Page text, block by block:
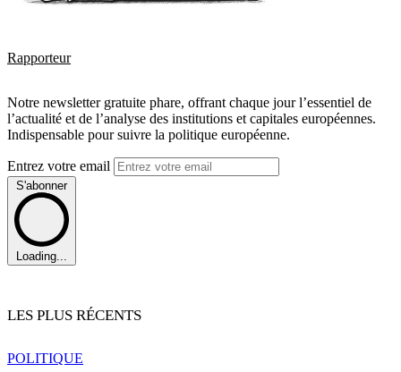
Rapporteur
Notre newsletter gratuite phare, offrant chaque jour l’essentiel de
l’actualité et de l’analyse des institutions et capitales européennes.
Indispensable pour suivre la politique européenne.
Entrez votre email
S'abonner
Loading...
LES PLUS RÉCENTS
POLITIQUE